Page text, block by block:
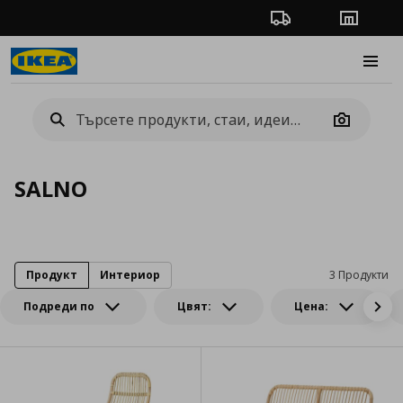
Проследяване на
Camera
SALNO
Подреди по Цвят: Цена:
3 Продукти
Продукт Интериор